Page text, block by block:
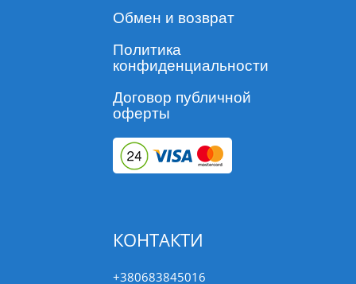
Обмен и возврат
Политика
конфиденциальности
Договор публичной
оферты
КОНТАКТИ
+380683845016